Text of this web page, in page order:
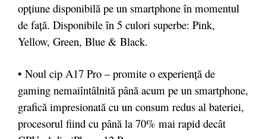
opțiune disponibilă pe un smartphone în momentul
de față. Disponibile în 5 culori superbe: Pink,
Yellow, Green, Blue & Black.
• Noul cip A17 Pro – promite o experiență de
gaming nemaiîntâlnită până acum pe un smartphone,
grafică impresionată cu un consum redus al bateriei,
procesorul fiind cu până la 70% mai rapid decât